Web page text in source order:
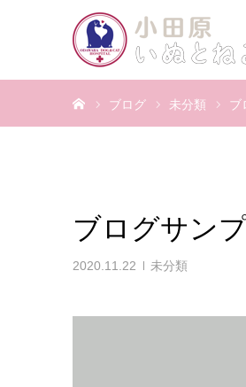
ブログ 未分類 ブ
ブログサン
2020.11.22 未分類